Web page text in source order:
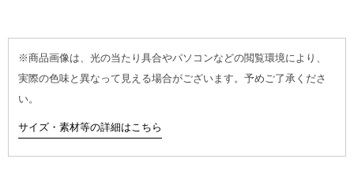
※商品画像は、光の当たり具合やパソコンなどの閲覧環境により、
実際の色味と異なって見える場合がございます。予めご了承くださ
い。
サイズ・素材等の詳細はこちら